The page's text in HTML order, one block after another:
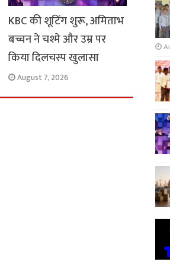
KBC की शूटिंग शुरू, अमिताभ
बच्चन ने चश्मे और उम्र पर
किया दिलचस्प खुलासा
August 7, 2026